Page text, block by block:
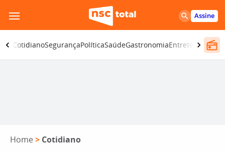
para
o
conteúdo
Assine
CotidianoSegurançaPolíticaSaúdeGastronomiaEntretenimento
Home > Cotidiano